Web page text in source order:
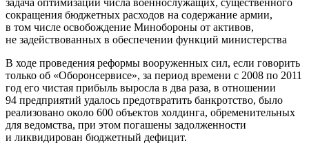
сокращения бюджетных расходов на содержание армии,
в том числе освобождение Минобороны от активов,
не задействованных в обеспечении функций министерства
В ходе проведения реформы вооруженных сил, если говорить
только об «Оборонсервисе», за период времени с 2008 по 2011
год его чистая прибыль выросла в два раза, в отношении
94 предприятий удалось предотвратить банкротство, было
реализовано около 600 объектов холдинга, обременительных
для ведомства, при этом погашены задолженности
и ликвидирован бюджетный дефицит.